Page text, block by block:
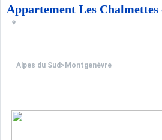
Animaux refusés.
Draps et serviettes non fourni.
Appartement Les Chalmettes
Alpes du Sud > Montgenèvre